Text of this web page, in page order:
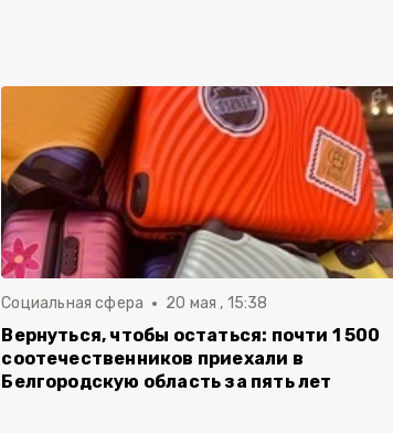
Социальная сфера 20 мая , 15:38
Вернуться, чтобы остаться: почти 1 500
соотечественников приехали в
Белгородскую область за пять лет